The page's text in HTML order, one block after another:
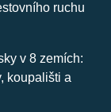
ruchu
v 8 zemích:
koupališti a